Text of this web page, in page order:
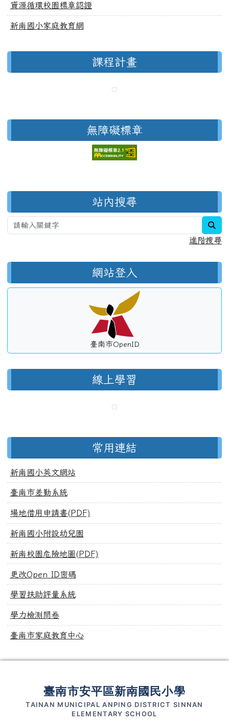
資源循環校園標章認證
新南國小家庭教育網
課程計畫
無障礙標章
站內搜尋
進階搜尋
網站登入
臺南市OpenID
線上學習
常用連結
新南國小英文網站
臺南市差勤系統
場地借用申請書(PDF)
新南國小附設幼兒園
新南校園危險地圖(PDF)
更改Open ID密碼
學習扶助評量系統
學力檢測問卷
臺南市家庭教育中心
臺南市安平區新南國民小學
TAINAN MUNICIPAL ANPING DISTRICT SINNAN
ELEMENTARY SCHOOL